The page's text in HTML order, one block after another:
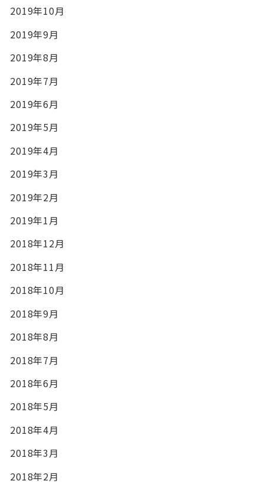
2019年10月
2019年9月
2019年8月
2019年7月
2019年6月
2019年5月
2019年4月
2019年3月
2019年2月
2019年1月
2018年12月
2018年11月
2018年10月
2018年9月
2018年8月
2018年7月
2018年6月
2018年5月
2018年4月
2018年3月
2018年2月